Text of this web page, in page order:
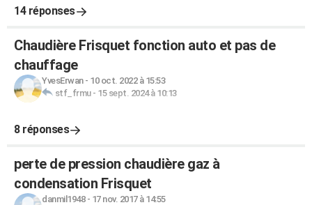
14 réponses
Chaudière Frisquet fonction auto et pas de
chauffage
YvesErwan- 10 oct. 2022 à 15:53
stf_frmu- 15 sept. 2024 à 10:13
8 réponses
perte de pression chaudière gaz à
condensation Frisquet
danmil1948- 17 nov. 2017 à 14:55